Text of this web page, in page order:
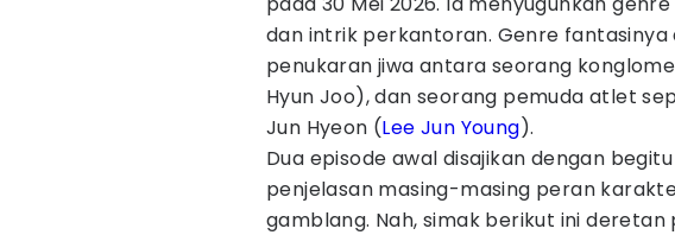
dan intrik perkantoran. Genre
penukaran jiwa antara seorang
Hyun Joo), dan seorang pemuda atlet
Jun Hyeon (Lee Jun Young).
Dua episode awal disajikan dengan
penjelasan masing-masing peran
gamblang. Nah, simak berikut ini